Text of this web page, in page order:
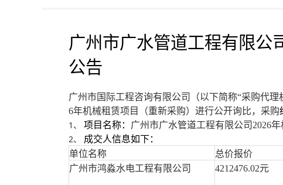
广州市广水管道工程有限公
公告
广州市国际工程咨询有限公司 （以下简称“采购代理
6年机械租赁项目（重新采购） 进行公开询比，采购
1、 项目名称： 广州市广水管道工程有限公司2026
2、
成交人信息如下：
单位名称
总价报价
广州市鸿淼水电工程有限公司
4212476.02元